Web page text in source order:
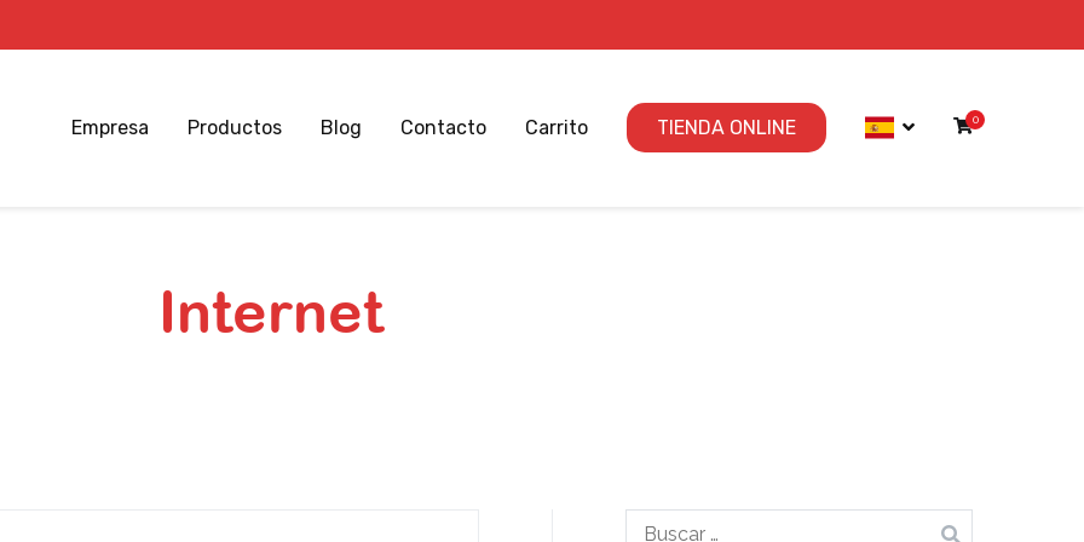
Empresa Productos Blog Contacto Carrito TIENDA ONLINE 0
Internet
Buscar: